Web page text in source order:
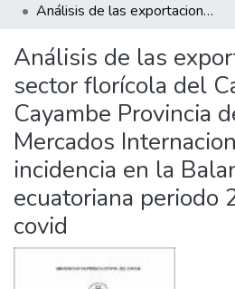
Statistics
Estadísticas Externas
Manuales
Análisis de las exportaciones del sector florícola del Cantón Cayambe Provincia de Pichincha a Mercados Internacionales y su incidencia en la Balanza Comercial ecuatoriana periodo 2020 post covid
Análisis de las
sector florícola del
Cayambe Provincia
Mercados
incidencia en la
ecuatoriana periodo
covid